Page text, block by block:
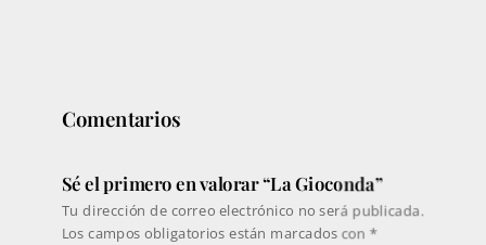
Comentarios
Sé el primero en valorar “La Gioconda”
Tu dirección de correo electrónico no será publicada.
Los campos obligatorios están marcados con *